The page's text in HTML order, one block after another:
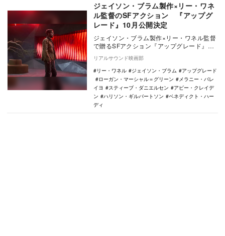
ジェイソン・ブラム製作×リー・ワネ
ル監督のSFアクション 『アップグ
レード』10月公開決定
ジェイソン・ブラム製作×リー・ワネル監督
で贈るSFアクション『アップグレード』
が、10月11日より公開されることが決定し
た。 …
リアルサウンド映画部
リー・ワネル
ジェイソン・ブラム
アップグレード
ローガン・マーシャル＝グリーン
メラニー・バレ
イヨ
スティーブ・ダニエルセン
アビー・クレイデ
ン
ハリソン・ギルバートソン
ベネディクト・ハー
ディ